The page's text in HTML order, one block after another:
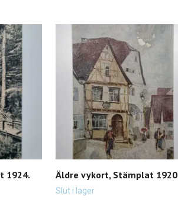
1924.
Äldre vykort, Stämplat 1920
Slut i lager